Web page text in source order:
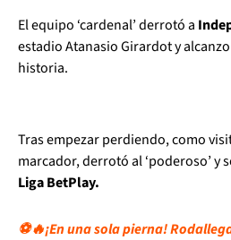
El equipo ‘cardenal’ derrotó a
estadio Atanasio Girardot y
historia.
Tras empezar perdiendo, como
marcador, derrotó al ‘poderoso’ y
Liga BetPlay.
⚽🔥¡En una sola pierna!